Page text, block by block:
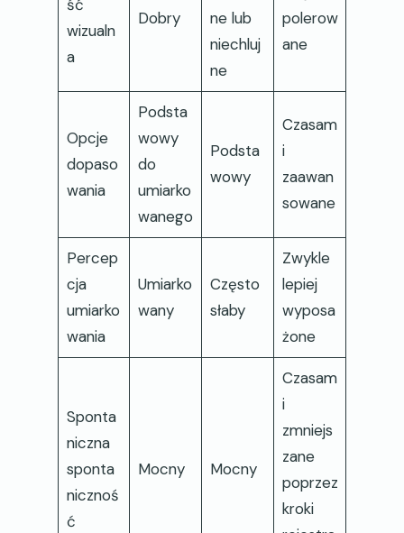
ść
wizualn
a
Dobry
ne lub
niechluj
ne
polerow
ane
Opcje
dopaso
wania
Podsta
wowy
do
umiarko
wanego
Podsta
wowy
Czasam
i
zaawan
sowane
Percep
cja
umiarko
wania
Umiarko
wany
Często
słaby
Zwykle
lepiej
wyposa
żone
Sponta
niczna
sponta
nicznoś
ć
Mocny Mocny
Czasam
i
zmniejs
zane
poprzez
kroki